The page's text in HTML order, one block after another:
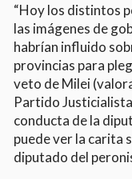
“Hoy los distintos
las imágenes de
habrían influido
provincias para
veto de Milei
Partido
conducta de la
puede ver la carita
diputado del